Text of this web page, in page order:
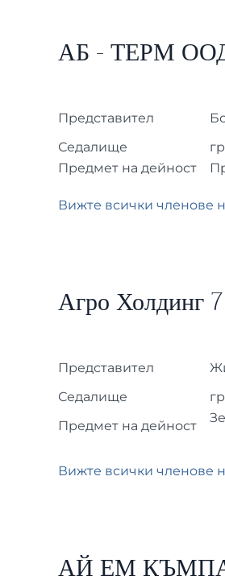
АБ - ТЕРМ
Представител
Седалище
Предмет на дейност
Вижте всички членове
Агро Холдинг
Представител
Седалище
Предмет на дейност
Вижте всички членове
АЙ ЕМ